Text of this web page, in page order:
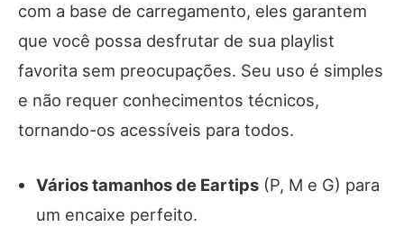
com a base de carregamento, eles garantem
que você possa desfrutar de sua playlist
favorita sem preocupações. Seu uso é simples
e não requer conhecimentos técnicos,
tornando-os acessíveis para todos.
Vários tamanhos de Eartips (P, M e G) para
um encaixe perfeito.